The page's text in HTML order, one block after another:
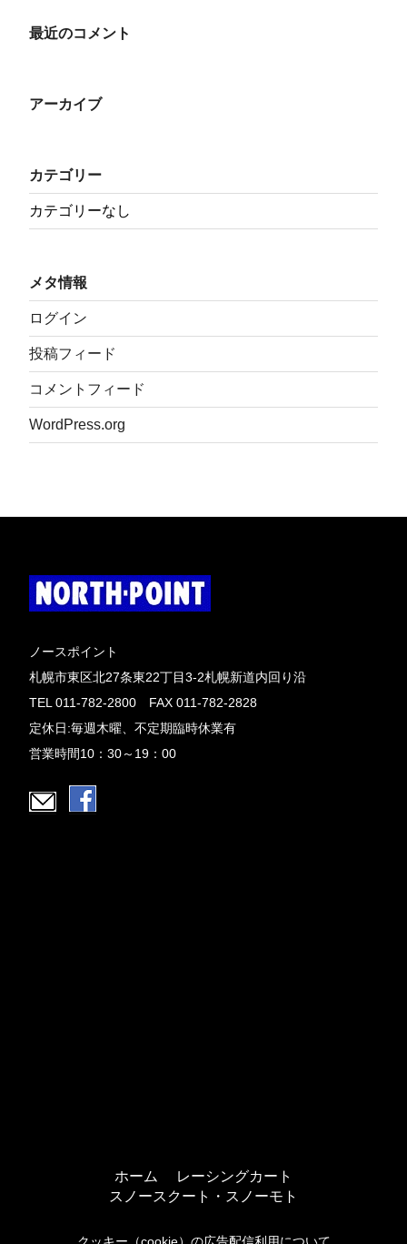
最近のコメント
アーカイブ
カテゴリー
カテゴリーなし
メタ情報
ログイン
投稿フィード
コメントフィード
WordPress.org
ノースポイント
札幌市東区北27条東22丁目3-2札幌新道内回り沿
TEL 011-782-2800 FAX 011-782-2828
定休日:毎週木曜、不定期臨時休業有
営業時間10：30～19：00
ホーム
レーシングカート
スノースクート・スノーモト